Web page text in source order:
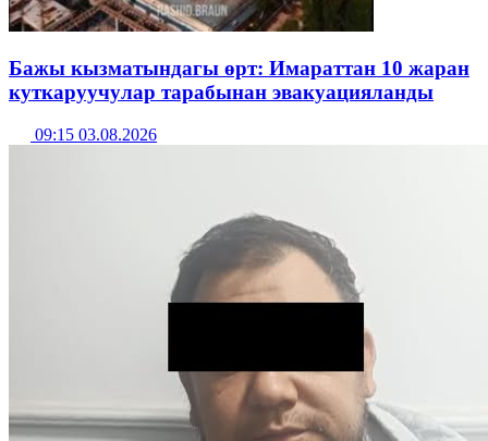
Бажы кызматындагы өрт: Имараттан 10 жаран
куткаруучулар тарабынан эвакуацияланды
09:15 03.08.2026